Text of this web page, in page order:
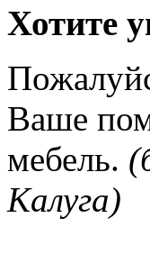
Хотите
Ваше
мебель.
Калуга)